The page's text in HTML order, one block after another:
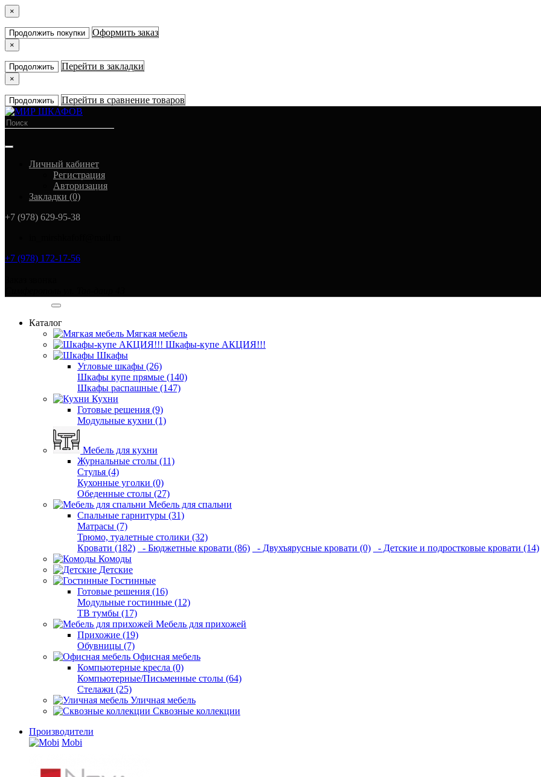
×
Продолжить покупки Оформить заказ
×
Продолжить Перейти в закладки
×
Продолжить Перейти в сравнение товаров
Личный кабинет
Регистрация
Авторизация
Закладки (0)
+7 (978) 629-95-38
+7 (978) 172-17-56
Каталог
Мягкая мебель
Шкафы-купе АКЦИЯ!!!
Шкафы
Угловые шкафы (26)
Шкафы купе прямые (140)
Шкафы распашные (147)
Кухни
Готовые решения (9)
Модульные кухни (1)
Мебель для кухни
Журнальные столы (11)
Стулья (4)
Кухонные уголки (0)
Обеденные столы (27)
Мебель для спальни
Спальные гарнитуры (31)
Матрасы (7)
Трюмо, туалетные столики (32)
Кровати (182)
- Бюджетные кровати (86) - Двухъярусные кровати (0) - Детские и подростковые кровати (14)
Комоды
Детские
Гостинные
Готовые решения (16)
Модульные гостинные (12)
ТВ тумбы (17)
Мебель для прихожей
Прихожие (19)
Обувницы (7)
Офисная мебель
Компьютерные кресла (0)
Компьютерные/Письменные столы (64)
Стелажи (25)
Уличная мебель
Сквозные коллекции
Производители
Mobi